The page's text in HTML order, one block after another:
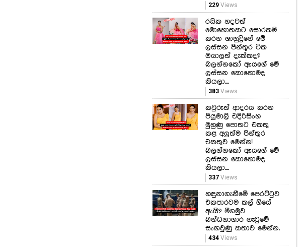
229 Views
රසික හදවත්
මොහොතකට සොරකම්
කරන ශානුද්‍රිගේ මේ
ලස්සන පින්තූර ටික
ඔයාලත් දැක්කද?
බලන්නකෝ ඇයගේ මේ
ලස්සන කොහොමද
කියලා....
383 Views
කවුරුත් ආදරය කරන
පියුමාලි එදිරිසිංහ
මුහුණු පොතට එකතු
කළ අලුත්ම පින්තූර
එකතුව මෙන්න!
බලන්නකෝ ඇයගේ මේ
ලස්සන කොහොමද
කියලා....
337 Views
හඳුනාගැනීමේ පෙරට්ටුව
එකපාරටම කල් ගියේ
ඇයි? මීගමුව
බන්ධනාගාර ගැටුමේ
සැඟවුණු කතාව මෙන්න.
434 Views